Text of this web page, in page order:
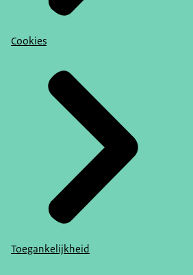
Cookies
Toegankelijkheid